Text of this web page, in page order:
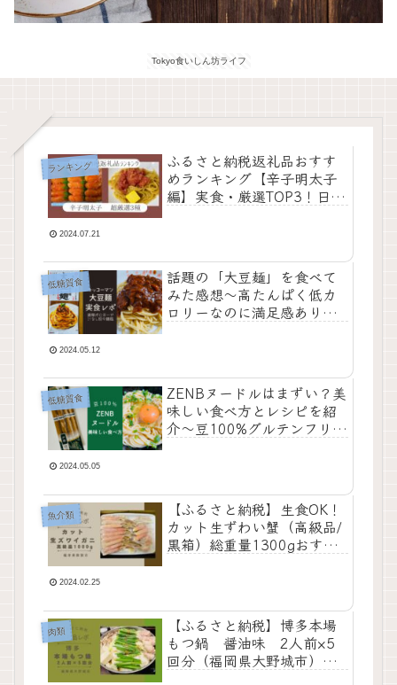
Tokyo食いしん坊ライフ
ランキング
ふるさと納税返礼品おすす
めランキング【辛子明太子
編】実食・厳選TOP3！日持
2024.07.21
低糖質食
話題の「大豆麺」を食べて
みた感想〜高たんぱく低カ
ロリーなのに満足感あり！
2024.05.12
低糖質食
ZENBヌードルはまずい？美
味しい食べ方とレシピを紹
介〜豆100%グルテンフリー
2024.05.05
魚介類
【ふるさと納税】生食OK！
カット生ずわい蟹（高級品/
黒箱）総重量1300gおすす
2024.02.25
肉類
【ふるさと納税】博多本場
もつ鍋 醤油味 2人前×5
回分（福岡県大野城市）お